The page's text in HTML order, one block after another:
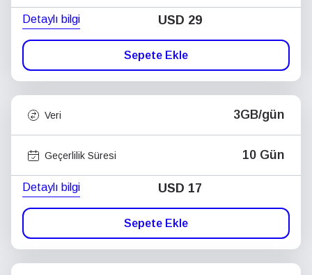
Detaylı bilgi USD 29
Sepete Ekle
Veri 3GB/gün
Geçerlilik Süresi 10 Gün
Detaylı bilgi USD 17
Sepete Ekle